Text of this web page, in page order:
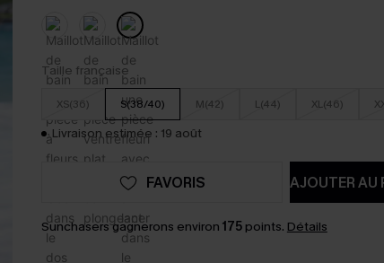
Taille française
XS(36) S(38/40) M(42) L(44) XL(46)
Livraison estimée : 19 août
AJOUTER AU
FAVORIS
Sunchasers gagnerons environ 175points. Détails